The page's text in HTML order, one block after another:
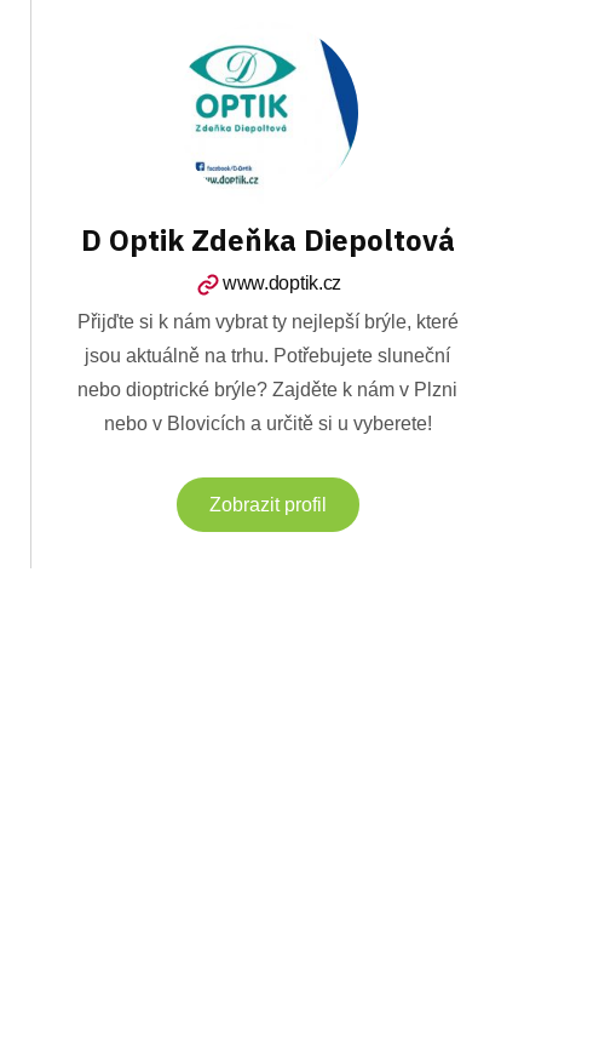
D Optik Zdeňka Diepoltová
www.doptik.cz
Přijďte si k nám vybrat ty nejlepší brýle, které
jsou aktuálně na trhu. Potřebujete sluneční
nebo dioptrické brýle? Zajděte k nám v Plzni
nebo v Blovicích a určitě si u vyberete!
Zobrazit profil